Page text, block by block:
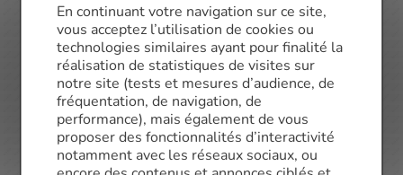
Pour lire la suite de l’article c’est ici
Articles similaires
En continuant votre navigation sur ce site,
vous acceptez l’utilisation de cookies ou
technologies similaires ayant pour finalité la
réalisation de statistiques de visites sur
notre site (tests et mesures d’audience, de
fréquentation, de navigation, de
performance), mais également de vous
proposer des fonctionnalités d’interactivité
notamment avec les réseaux sociaux, ou